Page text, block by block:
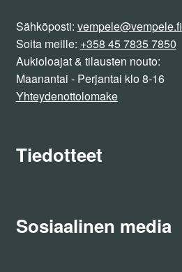
Sähköposti: vempele@vempele.fi
Soita meille: +358 45 7835 7850
Aukioloajat & tilausten nouto:
Maanantai - Perjantai klo 8-16
Yhteydenottolomake
Tiedotteet
Sosiaalinen media